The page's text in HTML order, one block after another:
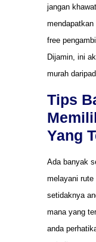
jangan
free
Dijamin, ini
murah
Tips
Yang
Ada banyak
melayani rute
setidaknya
mana yang
anda